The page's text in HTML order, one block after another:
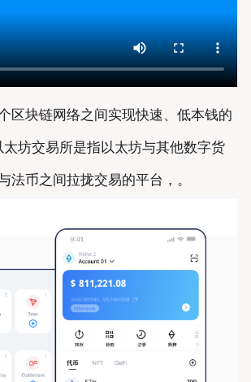
区块链网络之间实现快速、低本钱的
太坊交易所是指以太坊与其他数字货
法币之间拉拢交易的平台，。